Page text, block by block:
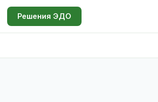
Решения ЭДО